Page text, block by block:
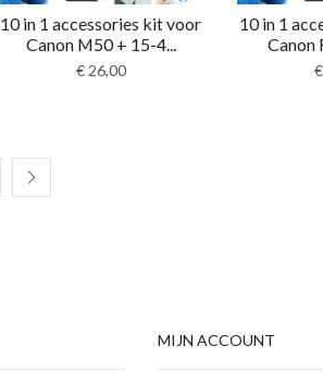
10 in 1 accessories kit voor
Canon M50 + 15-4...
€26,00
10 in 1
Canon
€
MIJN ACCOUNT